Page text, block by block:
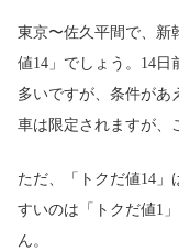
東京〜佐久平間で、新
値14」でしょう。14日
多いですが、条件があ
車は限定されますが、
ただ、「トクだ値14
すいのは「トクだ値1
ん。